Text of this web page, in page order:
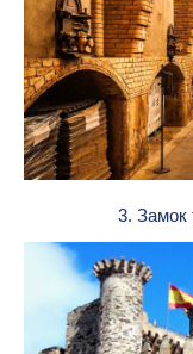
3. Замок